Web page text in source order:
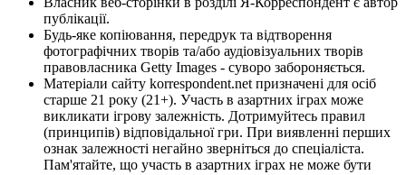
публікації.
Будь-яке копіювання, передрук та відтворення
фотографічних творів та/або аудіовізуальних творів
правовласника Getty Images - суворо забороняється.
Матеріали сайту korrespondent.net призначені для осіб
старше 21 року (21+). Участь в азартних іграх може
викликати ігрову залежність. Дотримуйтесь правил
(принципів) відповідальної гри. При виявленні перших
ознак залежності негайно зверніться до спеціаліста.
Пам'ятайте, що участь в азартних іграх не може бути